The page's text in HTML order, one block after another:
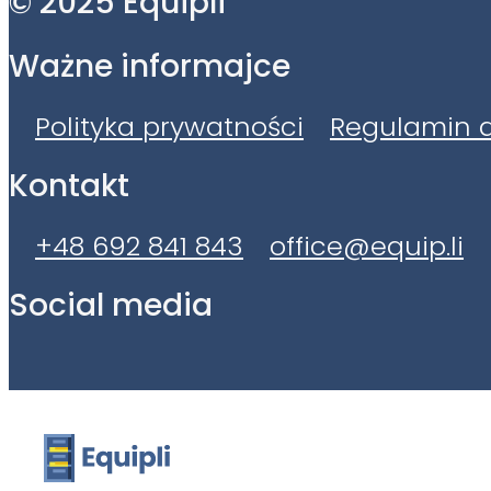
Ważne informajce
Polityka prywatności Regulamin
Kontakt
+48 692 841 843 office@equip.li
Social media